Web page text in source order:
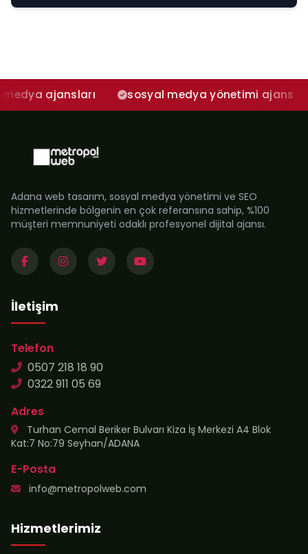
sosyal medya yönetimi ajans
Adana web tasarım, sosyal medya yönetimi ve SEO
hizmetlerinde bölgenin en çok referansına sahip, %100
müşteri memnuniyeti odaklı profesyonel dijital ajansı.
İletişim
Telefon
0507 218 18 90
0322 911 05 69
Adres
Turhan Cemal Beriker Bulvarı Kiza İş Merkezi A4 Blok
Kat:7 No:79 Seyhan/ADANA
E-Posta
info@metropolweb.com
Hizmetlerimiz